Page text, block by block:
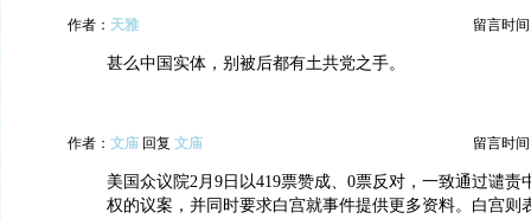
作者： 天雅 留言时间
甚么中国实体，别被后都有土共党之手。
作者： 文庙 回复 文庙 留言时间
美国众议院2月9日以419票赞成、0票反对，一致通过谴责
权的议案，并同时要求白宫就事件提供更多资料。白宫则